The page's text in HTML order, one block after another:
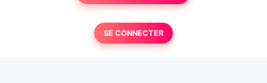
SE CONNECTER